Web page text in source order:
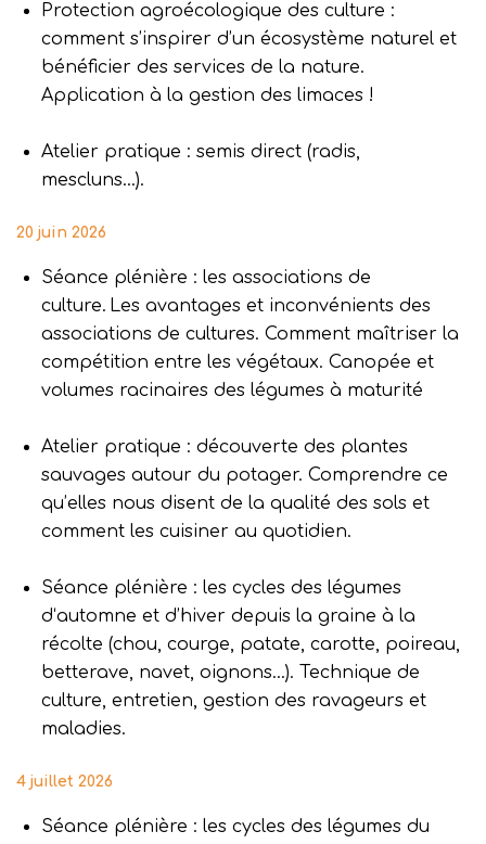
Protection agroécologique des culture :
comment s’inspirer d’un écosystème naturel et
bénéficier des services de la nature.
Application à la gestion des limaces !
Atelier pratique : semis direct (radis,
mescluns…).
20 juin 2026
Séance plénière : les associations de
culture. Les avantages et inconvénients des
associations de cultures. Comment maîtriser la
compétition entre les végétaux. Canopée et
volumes racinaires des légumes à maturité
Atelier pratique : découverte des plantes
sauvages autour du potager. Comprendre ce
qu’elles nous disent de la qualité des sols et
comment les cuisiner au quotidien.
Séance plénière : les cycles des légumes
d‘automne et d’hiver depuis la graine à la
récolte (chou, courge, patate, carotte, poireau,
betterave, navet, oignons…). Technique de
culture, entretien, gestion des ravageurs et
maladies.
4 juillet 2026
Séance plénière : les cycles des légumes du